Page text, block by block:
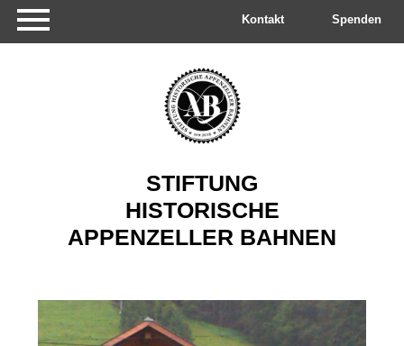
überspringen
Kontakt Spenden
STIFTUNG
HISTORISCHE
APPENZELLER BAHNEN